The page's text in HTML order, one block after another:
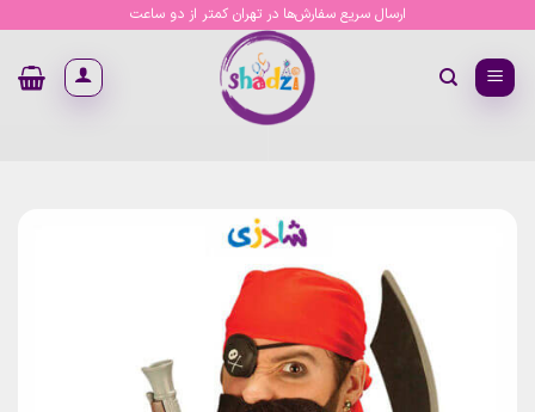
content
ارسال سریع سفارش‌ها در تهران کمتر از دو ساعت